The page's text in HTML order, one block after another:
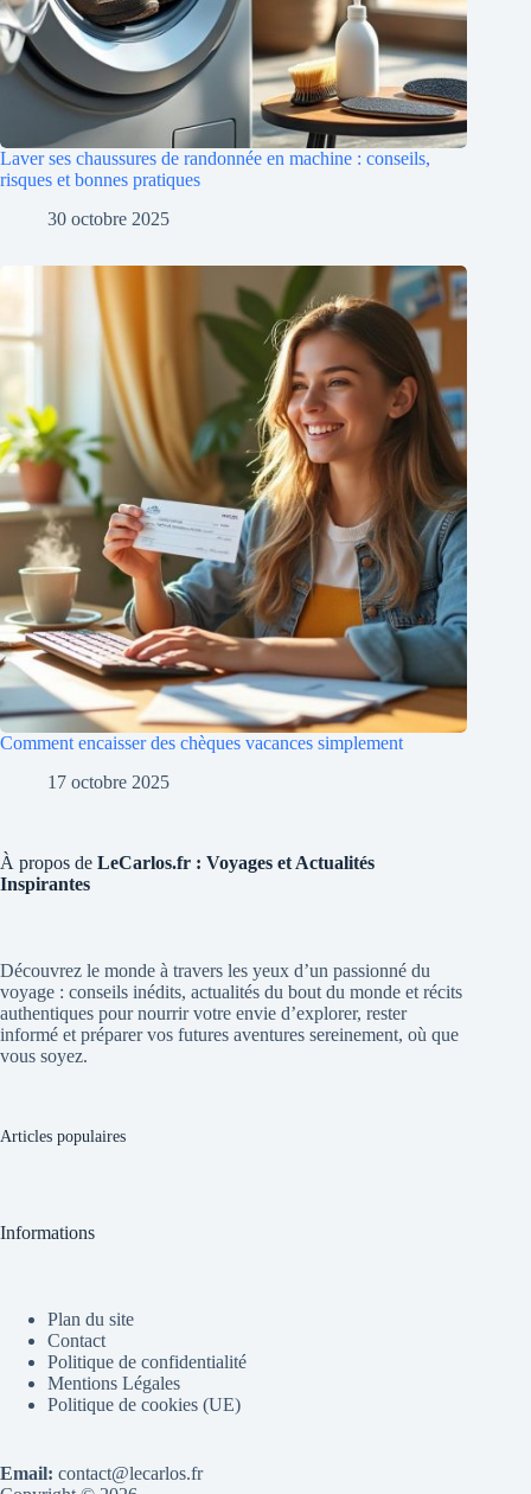
Laver ses chaussures de randonnée en machine : conseils,
risques et bonnes pratiques
30 octobre 2025
Comment encaisser des chèques vacances simplement
17 octobre 2025
À propos de LeCarlos.fr : Voyages et Actualités
Inspirantes
Découvrez le monde à travers les yeux d’un passionné du
voyage : conseils inédits, actualités du bout du monde et récits
authentiques pour nourrir votre envie d’explorer, rester
informé et préparer vos futures aventures sereinement, où que
vous soyez.
Articles populaires
Informations
Plan du site
Contact
Politique de confidentialité
Mentions Légales
Politique de cookies (UE)
Email: contact@lecarlos.fr